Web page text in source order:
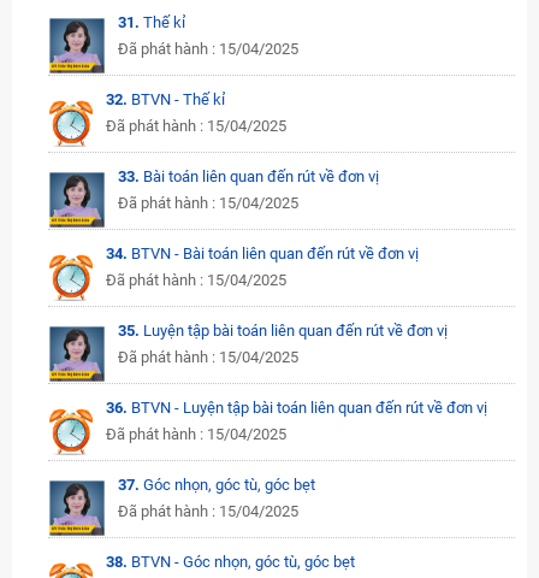
31. Thế kỉ
Đã phát hành : 15/04/2025
32. BTVN - Thế kỉ
Đã phát hành : 15/04/2025
33. Bài toán liên quan đến rút về đơn vị
Đã phát hành : 15/04/2025
34. BTVN - Bài toán liên quan đến rút về đơn vị
Đã phát hành : 15/04/2025
35. Luyện tập bài toán liên quan đến rút về đơn vị
Đã phát hành : 15/04/2025
36. BTVN - Luyện tập bài toán liên quan đến rút về đơn vị
Đã phát hành : 15/04/2025
37. Góc nhọn, góc tù, góc bẹt
Đã phát hành : 15/04/2025
38. BTVN - Góc nhọn, góc tù, góc bẹt